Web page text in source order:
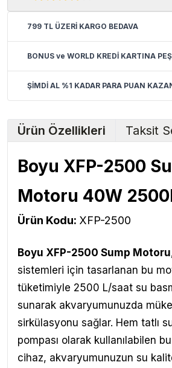
799 TL ÜZERİ KARGO BEDAVA
BONUS ve WORLD KREDİ KARTINA
ŞİMDİ AL %1 KADAR PARA PUAN
Ürün Özellikleri Taksit
Boyu XFP-2500
Motoru 40W
Ürün Kodu: XFP-2500
Boyu XFP-2500 Sump Motoru
sistemleri için tasarlanan bu
tüketimiyle 2500 L/saat su
sunarak akvaryumunuzda
sirkülasyonu sağlar. Hem tatlı
pompası olarak kullanılabilen
cihaz, akvaryumunuzun su